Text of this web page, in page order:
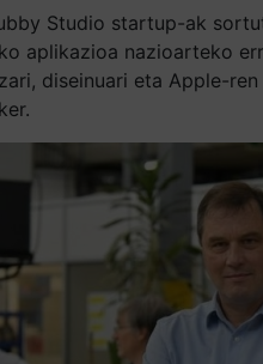
Studio startup-ak
aplikazioa nazioarteko
diseinuari eta Apple-